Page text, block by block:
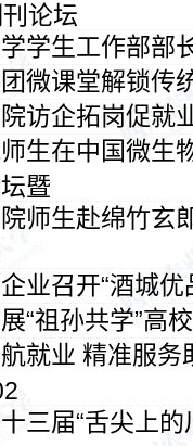
论坛
学生工作部部
微课堂解锁传
访企拓岗促就
生在中国微生
暨
师生赴绵竹玄
业召开“酒城
“祖孙共学”高
就业 精准服
三届“舌尖上的